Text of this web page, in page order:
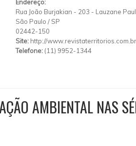
Endereço:
Rua João Burjakian - 203 - Lauzane
São Paulo / SP
02442-150
Site: http://www.revistaterritorios.com.br
Telefone: (11) 9952-1344
AMBIENTAL NAS